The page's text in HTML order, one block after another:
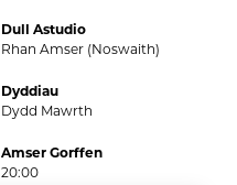
Dull Astudio
Rhan Amser (Noswaith)
Dyddiau
Dydd Mawrth
Amser Gorffen
20:00